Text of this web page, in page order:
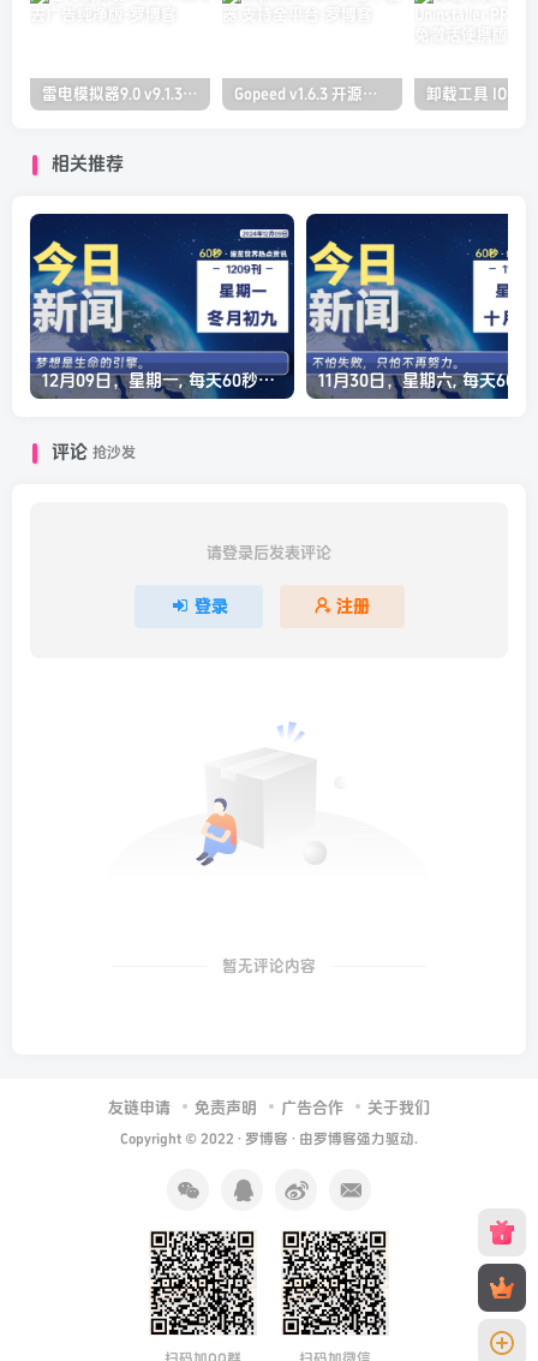
雷电模拟器9.0 v9.1.30.0 去广告纯净版 Gopeed v1.6.3 开源下载器 支持全平台
相关推荐
12月09日，星期一, 每天60秒读懂全世界！
评论 抢沙发
请登录后发表评论
登录 注册
暂无评论内容
友链申请 免责声明 广告合作 关于我们
Copyright © 2022 · 罗博客 · 由罗博客强力驱动.